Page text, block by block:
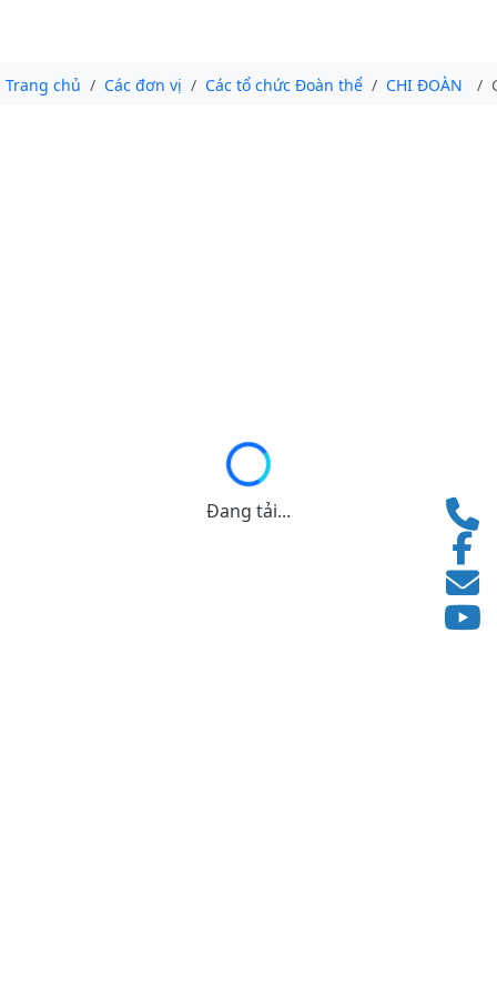
Trang chủ Các đơn vị Các tổ chức Đoàn thể CHI ĐOÀN
Đang tải...